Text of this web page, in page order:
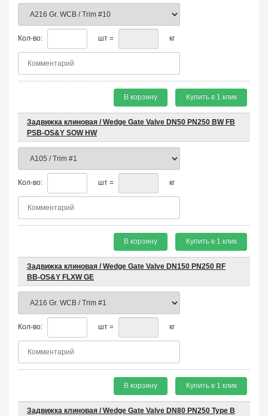
Кол-во: шт = кг
В корзину Купить в 1 клик
Задвижка клиновая / Wedge Gate Valve DN50 PN250 BW FB
PSB-OS&Y SOW HW
Кол-во: шт = кг
В корзину Купить в 1 клик
Задвижка клиновая / Wedge Gate Valve DN150 PN250 RF
BB-OS&Y FLXW GE
Кол-во: шт = кг
В корзину Купить в 1 клик
Задвижка клиновая / Wedge Gate Valve DN80 PN250 Type B